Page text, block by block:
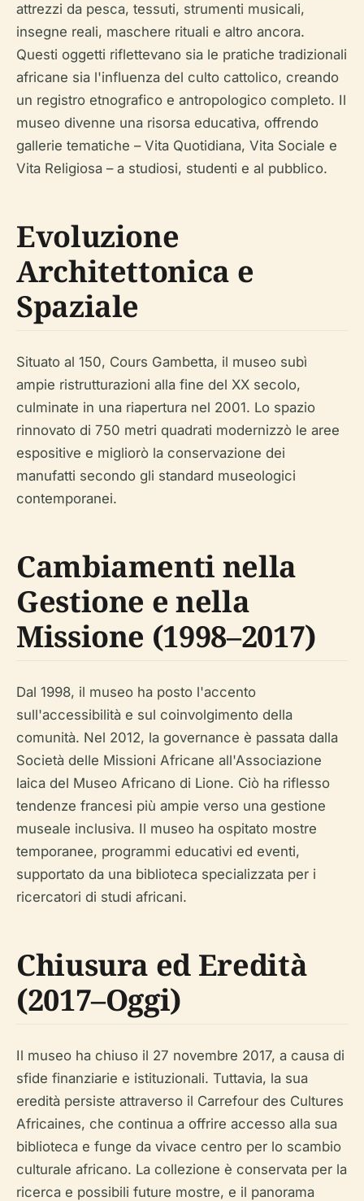
attrezzi da pesca, tessuti, strumenti musicali,
insegne reali, maschere rituali e altro ancora.
Questi oggetti riflettevano sia le pratiche tradizionali
africane sia l'influenza del culto cattolico, creando
un registro etnografico e antropologico completo. Il
museo divenne una risorsa educativa, offrendo
gallerie tematiche – Vita Quotidiana, Vita Sociale e
Vita Religiosa – a studiosi, studenti e al pubblico.
Evoluzione
Architettonica e
Spaziale
Situato al 150, Cours Gambetta, il museo subì
ampie ristrutturazioni alla fine del XX secolo,
culminate in una riapertura nel 2001. Lo spazio
rinnovato di 750 metri quadrati modernizzò le aree
espositive e migliorò la conservazione dei
manufatti secondo gli standard museologici
contemporanei.
Cambiamenti nella
Gestione e nella
Missione (1998–2017)
Dal 1998, il museo ha posto l'accento
sull'accessibilità e sul coinvolgimento della
comunità. Nel 2012, la governance è passata dalla
Società delle Missioni Africane all'Associazione
laica del Museo Africano di Lione. Ciò ha riflesso
tendenze francesi più ampie verso una gestione
museale inclusiva. Il museo ha ospitato mostre
temporanee, programmi educativi ed eventi,
supportato da una biblioteca specializzata per i
ricercatori di studi africani.
Chiusura ed Eredità
(2017–Oggi)
Il museo ha chiuso il 27 novembre 2017, a causa di
sfide finanziarie e istituzionali. Tuttavia, la sua
eredità persiste attraverso il Carrefour des Cultures
Africaines, che continua a offrire accesso alla sua
biblioteca e funge da vivace centro per lo scambio
culturale africano. La collezione è conservata per la
ricerca e possibili future mostre, e il panorama